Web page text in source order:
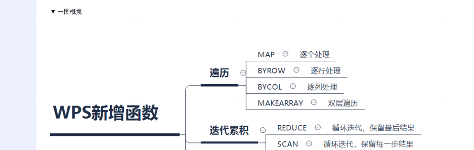
▼ 一图概揽